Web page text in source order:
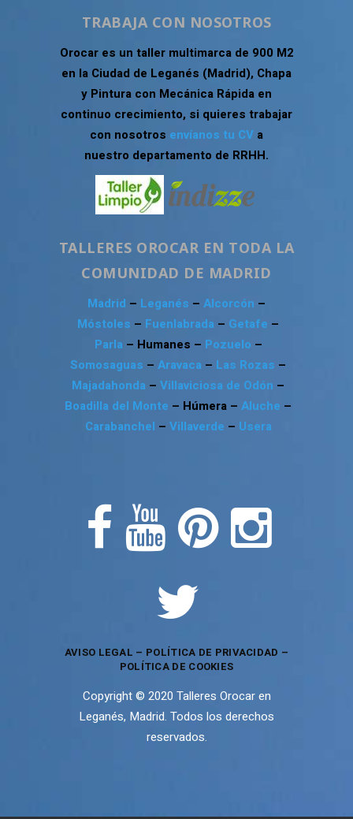
TRABAJA CON NOSOTROS
Orocar es un taller multimarca de 900 M2
en la Ciudad de Leganés (Madrid), Chapa
y Pintura con Mecánica Rápida en
continuo crecimiento, si quieres trabajar
con nosotros envíanos tu CV a
nuestro departamento de RRHH.
TALLERES OROCAR EN TODA LA
COMUNIDAD DE MADRID
Madrid – Leganés – Alcorcón –
Móstoles – Fuenlabrada – Getafe –
Parla – Humanes – Pozuelo –
Somosaguas – Aravaca – Las Rozas –
Majadahonda – Villaviciosa de Odón –
Boadilla del Monte – Húmera – Aluche –
Carabanchel – Villaverde – Usera
AVISO LEGAL – POLÍTICA DE PRIVACIDAD –
POLÍTICA DE COOKIES
Copyright © 2020 Talleres Orocar en
Leganés, Madrid. Todos los derechos
reservados.